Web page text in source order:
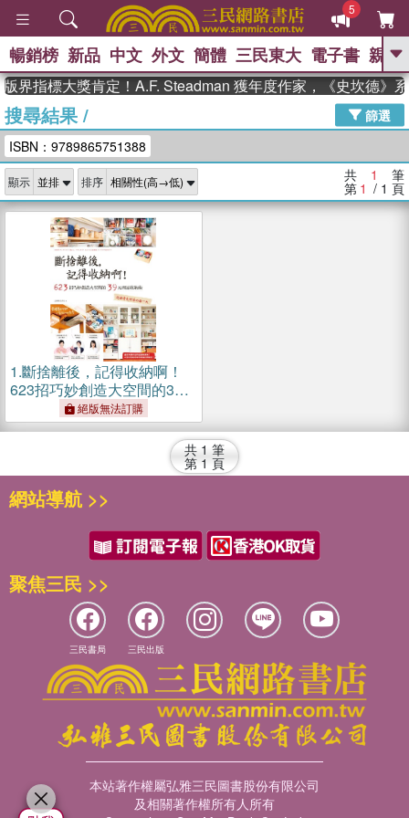
5
GO
高希均教授回憶錄
、 The Odyssey 、 父親節 、 如果歷
獎 臺灣漫遊錄 、 方念華 、 台灣的李
登輝時代
數學女孩：黎曼猜想 、
偉大的迷走神經
暢銷榜 新品 中文 外文 簡體 三民東大 電子書 親子
界指標大獎肯定！A.F. Steadman 獲年度作家，《史坎德》
搜尋結果/
篩選
ISBN：9789865751388
顯示 排序 共 1 筆
第 1 / 1 頁
1.斷捨離後，記得收納啊！
623招巧妙創造大空間的39
元商品收納術，迎接清爽俐
落的每一天
絕版無法訂購
共 1 筆
第 1 頁
網站導航 >>
聚焦三民 >>
三民書局 三民出版
本站著作權屬弘雅三民圖書股份有限公司
及相關著作權所有人所有